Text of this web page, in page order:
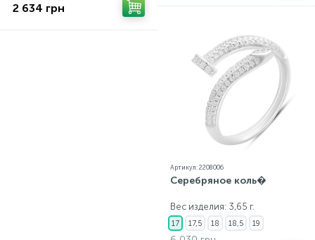
2 634 грн
Артикул: 2208006
Серебряное коль�
Вес изделия: 3,65 г.
17 17,5 18 18,5 19